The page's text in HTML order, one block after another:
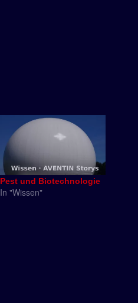
Pest und Biotechnologie
In "Wissen"